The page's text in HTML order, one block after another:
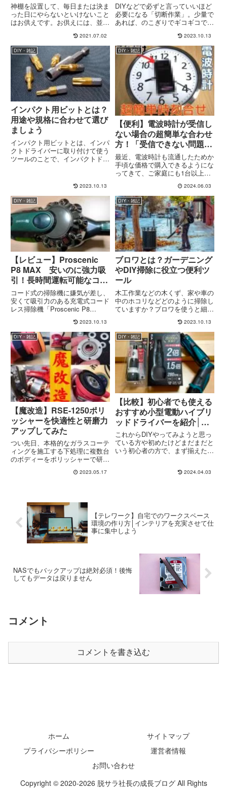
神棚を設置して、毎日または決ま
った日にやらないといけないこと
はお供えです。お供えには、並べ
す。この記事では、神棚を初めて
設置する方のためにお供えの正し
い配置と交換頻度について解説し
ます。神棚のお供えは「塩・
米・...
2021.07.02
DIYなどで必ずと言っていいほど
必要になる「切断作業」。少量で
あれば、のこぎりでギコギコで良
えれば大変な作業になります。電
動工具を使って切断を楽に正確に
行うことで作業も出来栄えも変わ
ってきます。この記事では、作...
2023.10.13
DIY・雑記
インパクト用ビットとは？
用途や規格に合わせて選び
ましょう
インパクト用ビットとは、インパ
クトドライバーに取り付けて使う
ツールのことで、インパクトドラ
で、様々な作業を効率よく行うこ
とができその種類もたくさんあり
ます。今回は、手持ちのビット
を...
2023.10.13
DIY・雑記
【便利】電波時計が受信し
ない場合の超簡単な合わせ
方！「受信できない問題」
即解消☆
最近、電波時計も流通したためか
手頃な価格で購入できるようにな
ってきて、ご家庭にも1台以上は
てのはその名の通り「電波を受信
して時刻・日付が自動で合わせて
くれる」という昔では考えられな
い超便利な時計。が、しかし。
逆...
2024.06.03
DIY・雑記
【レビュー】Proscenic
P8 MAX 安いのに強力吸
引！長時間運転可能なコー
ドレス掃除機
コード式の掃除機に嫌気が差し、
安くて吸引力のある充電式コード
レス掃除機「Proscenic P8
ツやメリット・デメリットを細か
くレビューします。長時間運転
+強力吸引の実力はどれほどか検
証してみます。
2023.10.13
DIY・雑記
ブロワとは？ガーデニング
やDIY掃除に役立つ便利ツ
ール
木工作業などの木くず、家や車の
中のホコリなどどのように掃除し
ていますか？ブロワを使うと細か
できます。今回は、代表的な電動
ブロワの構造を説明していきま
す。ブロワとは？ブロワとは、簡
単に言うと「送風機」です。風の
力...
2023.10.13
DIY・雑記
【魔改造】RSE-1250ポリ
ッシャーを快適性と研磨力
アップしてみた
つい先日、本格的なガラスコーテ
ィングを施工する下処理に複数台
のボディーをポリッシャーで研磨
いると、お手頃価格で高評価（ベ
2023.05.17
DIY・雑記
【比較】初心者でも使える
おすすめ小型電動ハイブリ
ッドドライバーを紹介│用
途や目的で使い分けが吉
これからDIYやってみようと思っ
ている方や初めたけどまだまだと
いう初心者の方で、まず揃えたい
動ドライバーと言っても種類は
2024.04.03
【テレワーク】自宅でのワークスペース
環境の作り方│インテリアを充実させて仕
事に集中しよう
NASでもバックアップは絶対必須！後悔
してもデータは戻りません
コメント
コメントを書き込む
ホーム
サイトマップ
プライバシーポリシー
運営者情報
お問い合わせ
Copyright © 2020-2026 脱サラ社長の成長ブログ All Rights